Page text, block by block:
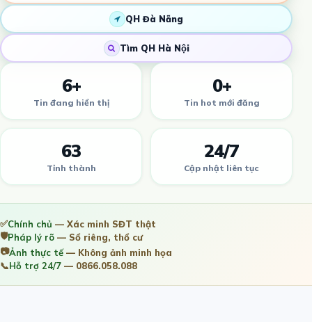
QH Đà Nẵng
Tìm QH Hà Nội
6+
Tin đang hiển thị
0+
Tin hot mới đăng
63
Tỉnh thành
24/7
Cập nhật liên tục
✅Chính chủ — Xác minh SĐT thật
🛡️Pháp lý rõ — Sổ riêng, thổ cư
📷Ảnh thực tế— Không ảnh minh họa
📞Hỗ trợ 24/7 — 0866.058.088